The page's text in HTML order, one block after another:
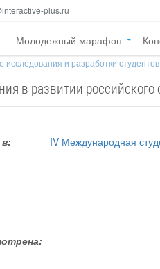
plus.ru
Молодежный марафон
исследования и разработки студентов
в развитии российского
IV Международная